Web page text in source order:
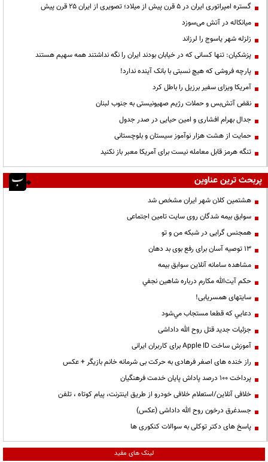
گستره امپراتوری ایران در ۵ قرن پیش از میلاد؛ تصویری از ایران ۲۵ قرن پیش
میانکاله در آتش می‌سوزد
زلزله شهر یاسوج را لرزاند
پزشکیان: تنها کسانی که در خیابان بودند ایران را نگه نداشتند همه سهیم هستند
پارچه فروشی که هیچ نسبتی با بانک آینده ندارد!
آمریکا ویزای سفیر برزیل را باطل کرد
نقض آتش‌بس و حملات رژیم صهیونیستی به جنوب لبنان
جدال بهرام افشاری و امین حیایی در صدر جدول
حمایت از هشت هزار نوآموز سیستان و بلوچستانی
تنگه هرمز قابل معامله نیست برای آمریکا معبر باز نکنید
پربحث ترین عناوین
هشتمین کلان شهر ایران مشخص شد
سوابق بیمه شدگان روی سایت تامین اجتماعی
همجنس گرایی در شبکه من و تو
13 توصیه آسان برای رفع بوی بد دهان
مشاهده سامانه آنلاين سوابق بیمه
حكم آيت‌الله مكارم درباره شاهين نجفي
سایتهای همسریابی!
دعايي كه قطعا مستجاب مي‌شود
جزئیات جدید قتل روح الله داداشی
آموزش ساخت Apple ID برای کاربران ایرانی
راز خنده های اصغر فرهادی به حرکت بی شرمانه خانم بازیگر + عکس
پرداخت ۱۰۰ درصد پاداش پایان خدمت فرهنگیان
خلافی آنلاین/استعلام خلافی خودرو از طریق اینترنت، پیام کوتاه ، تلفن
جسدغرق درخون روح الله داداشی (عکس)
پاسخ های دکتر توکلی به سوالات کنکوری ها
لینک های مفید